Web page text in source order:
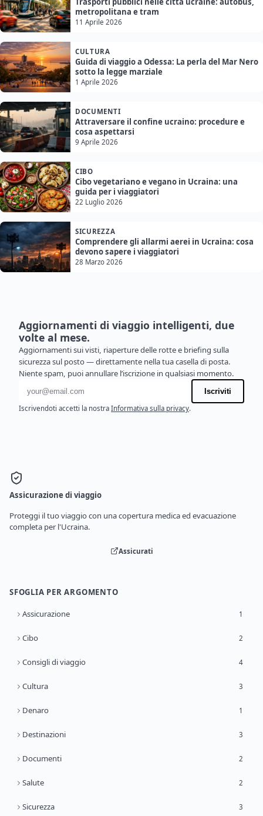
metropolitana e tram
11 Aprile 2026
CULTURA
Guida di viaggio a Odessa: La perla del Mar Nero
sotto la legge marziale
1 Aprile 2026
DOCUMENTI
Attraversare il confine ucraino: procedure e
cosa aspettarsi
9 Aprile 2026
CIBO
Cibo vegetariano e vegano in Ucraina: una
guida per i viaggiatori
22 Luglio 2026
SICUREZZA
Comprendere gli allarmi aerei in Ucraina: cosa
devono sapere i viaggiatori
28 Marzo 2026
Aggiornamenti di viaggio intelligenti, due
volte al mese.
Aggiornamenti sui visti, riaperture delle rotte e briefing sulla
sicurezza sul posto — direttamente nella tua casella di posta.
Niente spam, puoi annullare l’iscrizione in qualsiasi momento.
Indirizzo email
Iscriviti
Iscrivendoti accetti la nostra Informativa sulla privacy.
Assicurazione di viaggio
Proteggi il tuo viaggio con una copertura medica ed evacuazione
completa per l'Ucraina.
Assicurati
SFOGLIA PER ARGOMENTO
Assicurazione 1
Cibo 2
Consigli di viaggio 4
Cultura 3
Denaro 1
Destinazioni 3
Documenti 2
Salute 2
Sicurezza 3